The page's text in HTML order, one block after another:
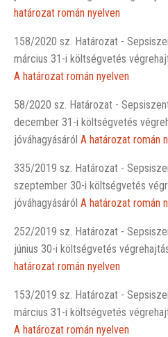
határozat román nyelven
158/2020 sz. Határozat -
március 31-i költségvetés
A határozat román nyelven
58/2020 sz. Határozat -
december 31-i költségvetés
jóváhagyásáról A határozat román
335/2019 sz. Határozat -
szeptember 30-i költségvetés
jóváhagyásáról A határozat román
252/2019 sz. Határozat -
június 30-i költségvetés
határozat román nyelven
153/2019 sz. Határozat -
március 31-i költségvetés
A határozat román nyelven